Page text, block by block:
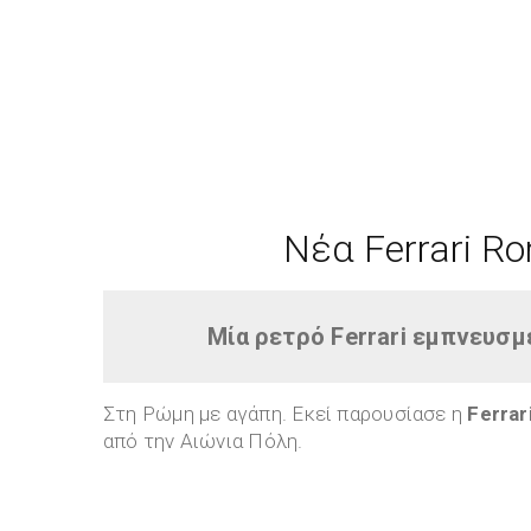
Νέα Ferrari
Μία ρετρό Ferrari
Στη Ρώμη με αγάπη. Εκεί παρουσίασε η
από την Αιώνια Πόλη.